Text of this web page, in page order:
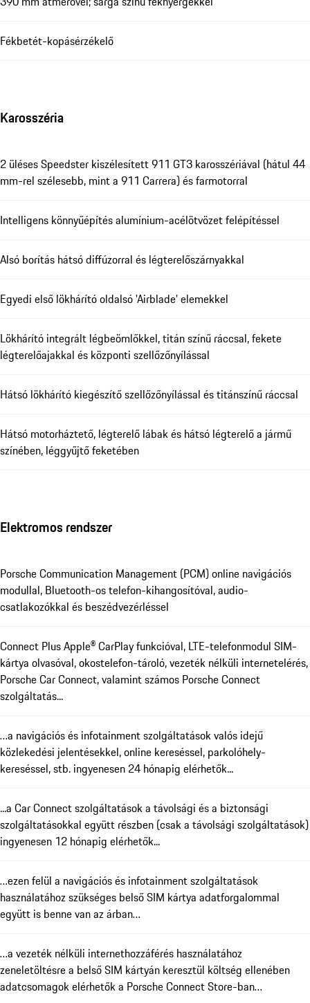
Fékbetét-kopásérzékelő
Karosszéria
2 üléses Speedster kiszélesített 911 GT3 karosszériával (hátul 44
mm-rel szélesebb, mint a 911 Carrera) és farmotorral
Intelligens könnyűépítés alumínium-acélötvözet felépítéssel
Alsó borítás hátsó diffúzorral és légterelőszárnyakkal
Egyedi első lökhárító oldalsó 'Airblade' elemekkel
Lökhárító integrált légbeömlőkkel, titán színű ráccsal, fekete
légterelőajakkal és központi szellőzőnyílással
Hátsó lökhárító kiegészítő szellőzőnyílással és titánszínű ráccsal
Hátsó motorháztető, légterelő lábak és hátsó légterelő a jármű
színében, léggyűjtő feketében
Elektromos rendszer
Porsche Communication Management (PCM) online navigációs
modullal, Bluetooth-os telefon-kihangosítóval, audio-
csatlakozókkal és beszédvezérléssel
Connect Plus Apple® CarPlay funkcióval, LTE-telefonmodul SIM-
kártya olvasóval, okostelefon-tároló, vezeték nélküli internetelérés,
Porsche Car Connect, valamint számos Porsche Connect
szolgáltatás...
…a navigációs és infotainment szolgáltatások valós idejű
közlekedési jelentésekkel, online kereséssel, parkolóhely-
kereséssel, stb. ingyenesen 24 hónapig elérhetők...
...a Car Connect szolgáltatások a távolsági és a biztonsági
szolgáltatásokkal együtt részben (csak a távolsági szolgáltatások)
ingyenesen 12 hónapig elérhetők...
…ezen felül a navigációs és infotainment szolgáltatások
használatához szükséges belső SIM kártya adatforgalommal
együtt is benne van az árban…
…a vezeték nélküli internethozzáférés használatához
zeneletöltésre a belső SIM kártyán keresztül költség ellenében
adatcsomagok elérhetők a Porsche Connect Store-ban…